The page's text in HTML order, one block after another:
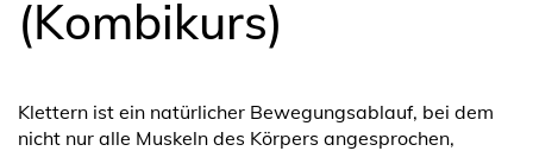
(Kombikurs)
Klettern ist ein natürlicher Bewegungsablauf, bei dem
nicht nur alle Muskeln des Körpers angesprochen,